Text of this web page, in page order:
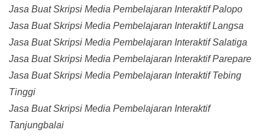
Jasa Buat Skripsi Media Pembelajaran Interaktif Palopo
Jasa Buat Skripsi Media Pembelajaran Interaktif Langsa
Jasa Buat Skripsi Media Pembelajaran Interaktif Salatiga
Jasa Buat Skripsi Media Pembelajaran Interaktif Parepare
Jasa Buat Skripsi Media Pembelajaran Interaktif Tebing
Tinggi
Jasa Buat Skripsi Media Pembelajaran Interaktif
Tanjungbalai